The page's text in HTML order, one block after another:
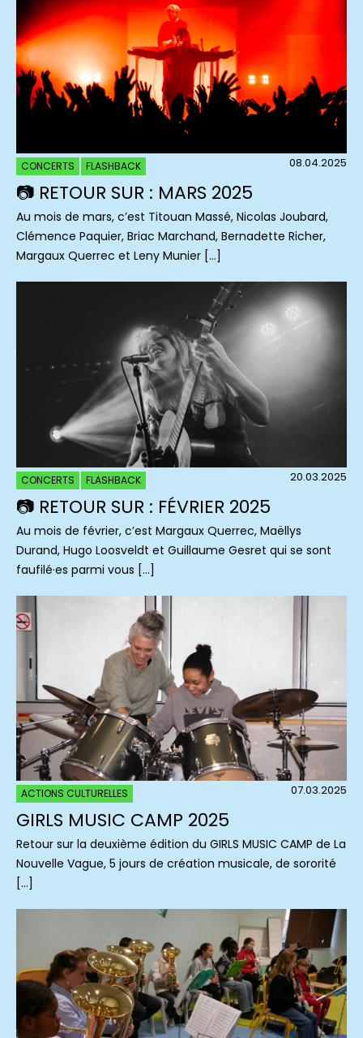
CONCERTS FLASHBACK 08.04.2025
📷 RETOUR SUR : MARS 2025
Au mois de mars, c’est Titouan Massé, Nicolas Joubard,
Clémence Paquier, Briac Marchand, Bernadette Richer,
Margaux Querrec et Leny Munier […]
CONCERTS FLASHBACK 20.03.2025
📷 RETOUR SUR : FÉVRIER 2025
Au mois de février, c’est Margaux Querrec, Maëllys
Durand, Hugo Loosveldt et Guillaume Gesret qui se sont
faufilé·es parmi vous […]
ACTIONS CULTURELLES 07.03.2025
GIRLS MUSIC CAMP 2025
Retour sur la deuxième édition du GIRLS MUSIC CAMP de La
Nouvelle Vague, 5 jours de création musicale, de sororité
[…]